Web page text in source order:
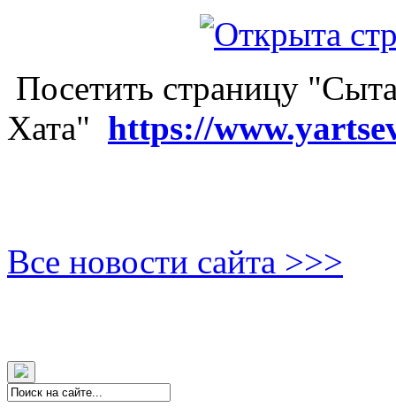
Посетить страницу
Хата" https://
Все новости сайта >>>